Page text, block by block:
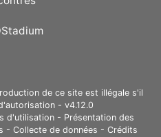
de ce site est illégale s'il
- v4.12.0
d'utilisation- Présentation des
- Collecte de données - Crédits